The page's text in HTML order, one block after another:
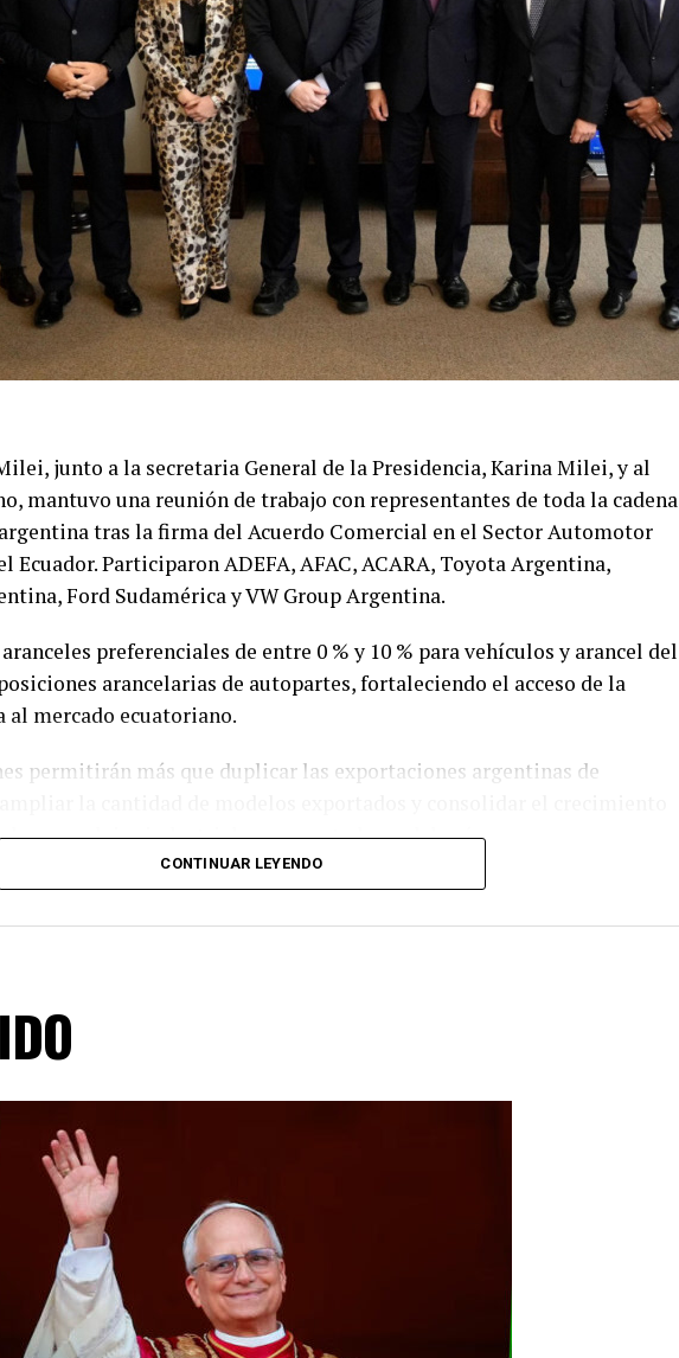
junto a la secretaria General de la Presidencia, Karina Milei, y al
mantuvo una reunión de trabajo con representantes de toda la cadena
tras la firma del Acuerdo Comercial en el Sector Automotor
Ecuador. Participaron ADEFA, AFAC, ACARA, Toyota Argentina,
Ford Sudamérica y VW Group Argentina.
preferenciales de entre 0 % y 10 % para vehículos y arancel del
arancelarias de autopartes, fortaleciendo el acceso de la
mercado ecuatoriano.
permitirán más que duplicar las exportaciones argentinas de
complejos industriales y exportadores del país.
CONTINUAR LEYENDO